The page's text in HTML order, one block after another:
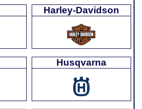
Harley-Davidson
Husqvarna